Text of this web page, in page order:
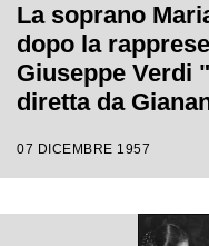
La soprano
dopo la
Giuseppe Verdi
diretta da
quale è stata
07 DICEMBRE 1957